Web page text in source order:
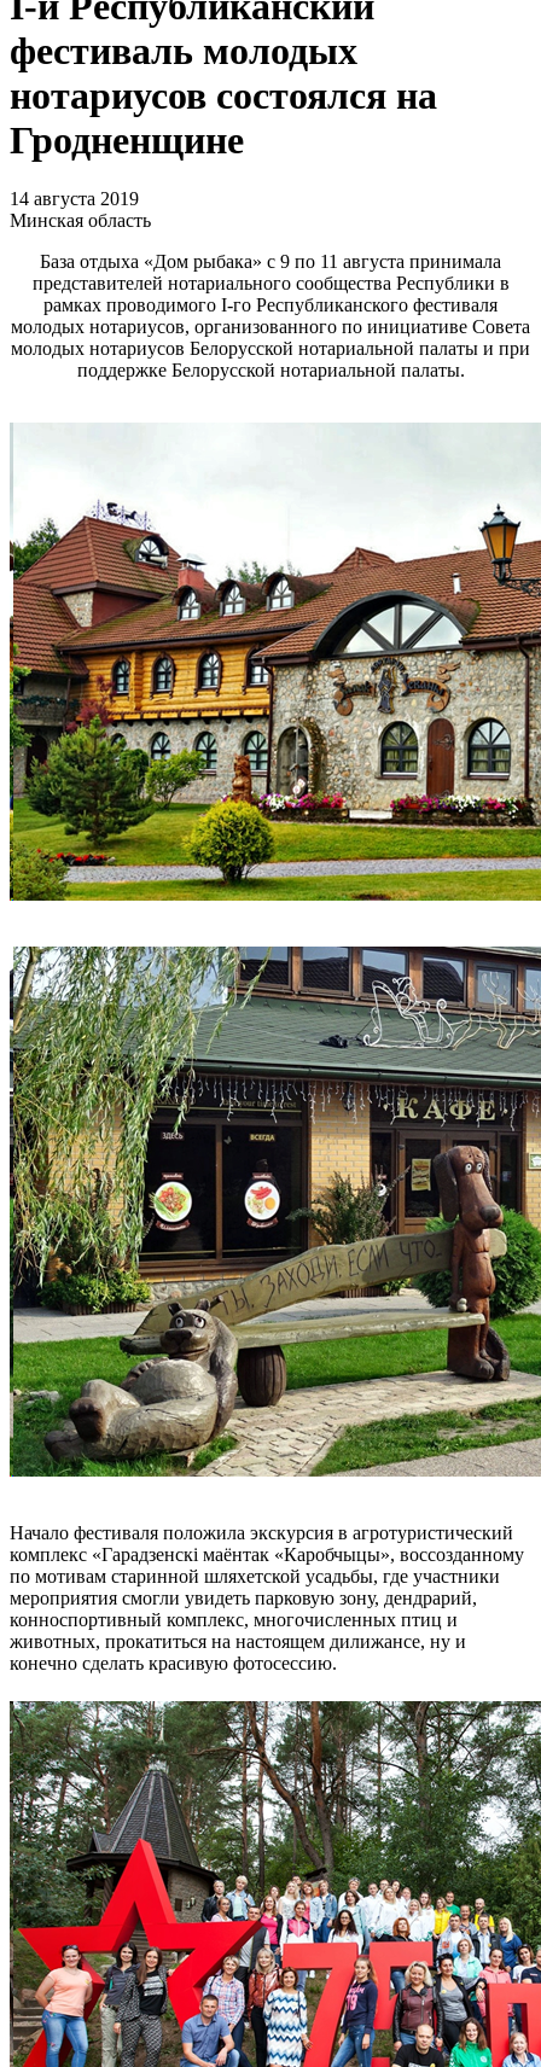
фестиваль молодых
нотариусов состоялся на
Гродненщине
14 августа 2019
Минская область
База отдыха «Дом рыбака» с 9 по 11 августа принимала
представителей нотариального сообщества Республики в
рамках проводимого I-го Республиканского фестиваля
молодых нотариусов, организованного по инициативе Совета
молодых нотариусов Белорусской нотариальной палаты и при
поддержке Белорусской нотариальной палаты.
Начало фестиваля положила экскурсия в агротуристический
комплекс «Гарадзенскі маёнтак «Каробчыцы», воссозданному
по мотивам старинной шляхетской усадьбы, где участники
мероприятия смогли увидеть парковую зону, дендрарий,
конноспортивный комплекс, многочисленных птиц и
животных, прокатиться на настоящем дилижансе, ну и
конечно сделать красивую фотосессию.